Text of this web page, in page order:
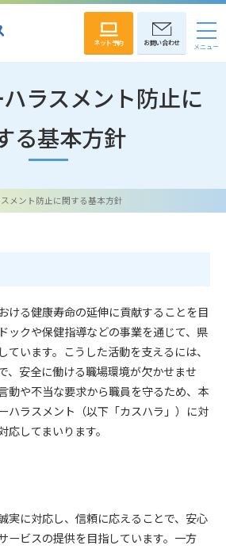
お問い合わせ
ネット予約
ラスメント防止に
る基本方針
メント防止に関する基本方針
ける健康寿命の延伸に貢献することを目
ックや保健指導などの事業を通じて、県
ています。こうした活動を支えるには、
、安全に働ける職場環境が欠かせませ
動や不当な要求から職員を守るため、本
ハラスメント（以下「カスハラ」）に対
応してまいります。
実に対応し、信頼に応えることで、安心
ービスの提供を目指しています。一方